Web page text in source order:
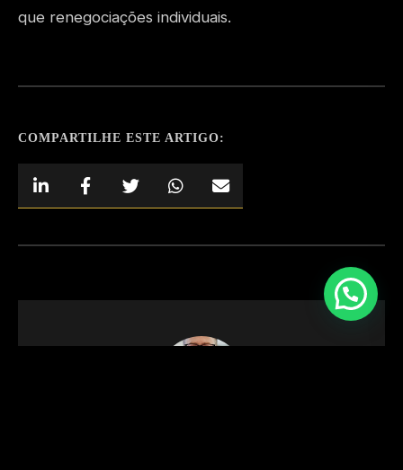
que renegociações individuais.
COMPARTILHE ESTE ARTIGO: